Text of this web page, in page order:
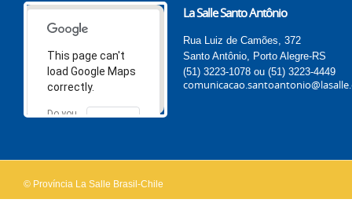
This page can't
load Google Maps
correctly.
Do you
OK
La Salle Santo Antônio
Rua Luiz de Camões, 372
Santo Antônio, Porto Alegre-RS
(51) 3223-1078 ou (51) 3223-4449
© Província La Salle Brasil-Chile